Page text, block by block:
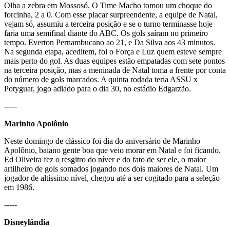
Olha a zebra em Mossosó. O Time Macho tomou um choque do
forcinha, 2 a 0. Com esse placar surpreendente, a equipe de Natal,
vejam só, assumiu a terceira posição e se o turno terminasse hoje
faria uma semifinal diante do ABC. Os gols saíram no primeiro
tempo. Everton Pernambucano ao 21, e Da Silva aos 43 minutos.
Na segunda etapa, aceditem, foi o Força e Luz quem esteve sempre
mais perto do gol. As duas equipes estão empatadas com sete pontos
na terceira posição, mas a meninada de Natal toma a frente por conta
do número de gols marcados. A quinta rodada teria ASSU x
Potyguar, jogo adiado para o dia 30, no estádio Edgarzão.
-----
Marinho Apolônio
Neste domingo de clássico foi dia do aniversário de Marinho
Apolônio, baiano gente boa que veio morar em Natal e foi ficando.
Ed Oliveira fez o resgitro do níver e do fato de ser ele, o maior
artilheiro de gols somados jogando nos dois maiores de Natal. Um
jogador de altíssimo nível, chegou até a ser cogitado para a seleção
em 1986.
-----
Disneylândia